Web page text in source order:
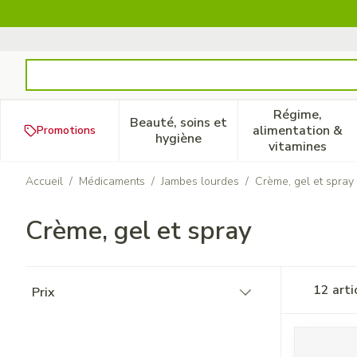
Promotions
Beauté, soins et
hygièneAfficher le sous-menu pour
Régime,
alimentation &
vitamines
Afficher
Accueil / Médicaments / Jambes lourdes / Crème, gel et spray
Crème, gel et spray
Prix
12